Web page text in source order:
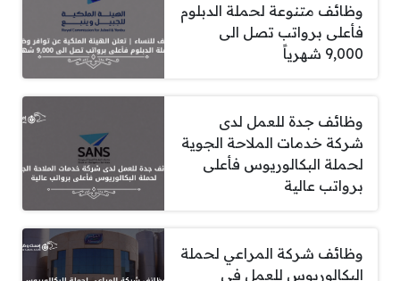
وظائف متنوعة لحملة الدبلوم
فأعلى برواتب تصل الى
9,000 شهرياً
وظائف جدة للعمل لدى
شركة خدمات الملاحة الجوية
لحملة البكالوريوس فأعلى
برواتب عالية
وظائف شركة المراعي لحملة
البكالوريوس للعمل في